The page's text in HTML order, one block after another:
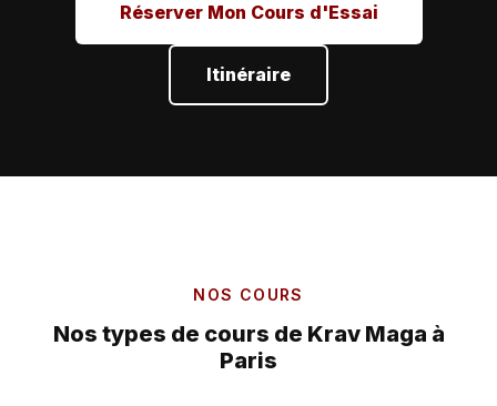
Réserver Mon Cours d'Essai
Itinéraire
NOS COURS
Nos types de cours de Krav Maga à
Paris